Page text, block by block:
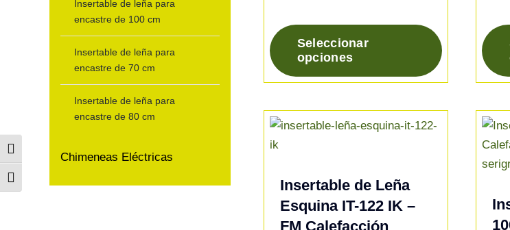
Alternar alto contraste
Alternar tamaño de letra
Insertable de leña para
encastre de 100 cm
Insertable de leña para
encastre de 70 cm
Insertable de leña para
encastre de 80 cm
Chimeneas Eléctricas
desde
2.265,12 €
2.480,50 €
Seleccionar
opciones
Este
producto
múltiples
se
pueden
Este
Insertable de Leña
Esquina IT-122 IK –
FM Calefacción